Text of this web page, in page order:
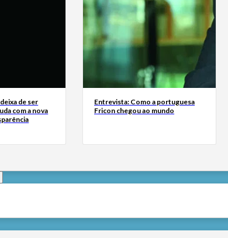
de ser
com a nova
Entrevista: Como a portuguesa
Fricon chegou ao mundo